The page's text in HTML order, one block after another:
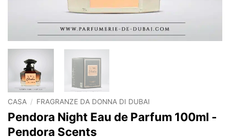
CASA / FRAGRANZE DA DONNA DI DUBAI
Pendora Night Eau de Parfum 100ml -
Pendora Scents